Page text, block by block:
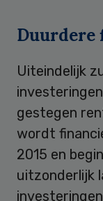
Duurdere
Uiteindelijk
gestegen
wordt
2015 en
uitzonderlijk